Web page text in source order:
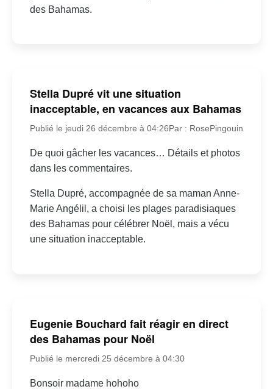
des Bahamas.
Stella Dupré vit une situation
inacceptable, en vacances aux Bahamas
Publié le jeudi 26 décembre à 04:26Par : RosePingouin
De quoi gâcher les vacances… Détails et photos
dans les commentaires.
Stella Dupré, accompagnée de sa maman Anne-
Marie Angélil, a choisi les plages paradisiaques
des Bahamas pour célébrer Noël, mais a vécu
une situation inacceptable.
Eugenie Bouchard fait réagir en direct
des Bahamas pour Noël
Publié le mercredi 25 décembre à 04:30
Bonsoir madame hohoho